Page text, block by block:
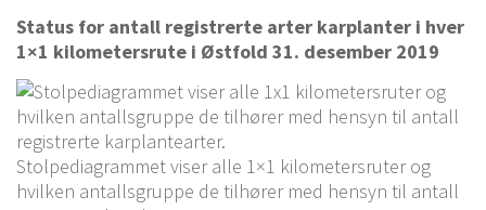
Status for antall registrerte arter karplanter i hver
1×1 kilometersrute i Østfold 31. desember 2019
Stolpediagrammet viser alle 1×1 kilometersruter og
hvilken antallsgruppe de tilhører med hensyn til antall